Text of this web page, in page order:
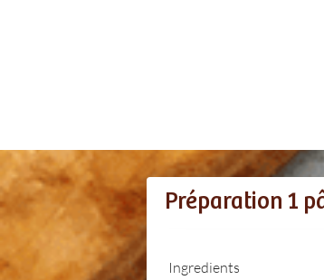
Préparation 1
Ingredients